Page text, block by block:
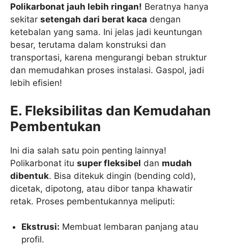
Polikarbonat jauh lebih ringan! Beratnya hanya
sekitar setengah dari berat kaca dengan
ketebalan yang sama. Ini jelas jadi keuntungan
besar, terutama dalam konstruksi dan
transportasi, karena mengurangi beban struktur
dan memudahkan proses instalasi. Gaspol, jadi
lebih efisien!
E. Fleksibilitas dan Kemudahan
Pembentukan
Ini dia salah satu poin penting lainnya!
Polikarbonat itu super fleksibel dan mudah
dibentuk. Bisa ditekuk dingin (bending cold),
dicetak, dipotong, atau dibor tanpa khawatir
retak. Proses pembentukannya meliputi:
Ekstrusi: Membuat lembaran panjang atau
profil.